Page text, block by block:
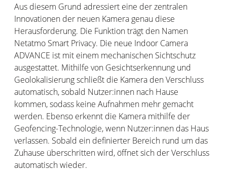
Aus diesem Grund adressiert eine der zentralen
Innovationen der neuen Kamera genau diese
Herausforderung. Die Funktion trägt den Namen
Netatmo Smart Privacy. Die neue Indoor Camera
ADVANCE ist mit einem mechanischen Sichtschutz
ausgestattet. Mithilfe von Gesichtserkennung und
Geolokalisierung schließt die Kamera den Verschluss
automatisch, sobald Nutzer:innen nach Hause
kommen, sodass keine Aufnahmen mehr gemacht
werden. Ebenso erkennt die Kamera mithilfe der
Geofencing-Technologie, wenn Nutzer:innen das Haus
verlassen. Sobald ein definierter Bereich rund um das
Zuhause überschritten wird, öffnet sich der Verschluss
automatisch wieder.